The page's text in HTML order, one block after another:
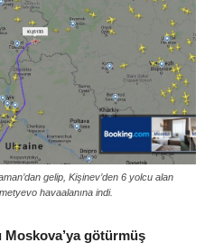
gelip, Kişinev’den 6 yolcu alan
havaalanına indi.
Moskova’ya götürmüş